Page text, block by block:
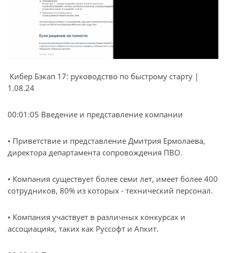
Кибер Бэкап 17: руководство по быстрому старту |
1.08.24
00:01:05 Введение и представление компании
• Приветствие и представление Дмитрия Ермолаева,
директора департамента сопровождения ПВО.
• Компания существует более семи лет, имеет более 400
сотрудников, 80% из которых - технический персонал.
• Компания участвует в различных конкурсах и
ассоциациях, таких как Руссофт и Апкит.